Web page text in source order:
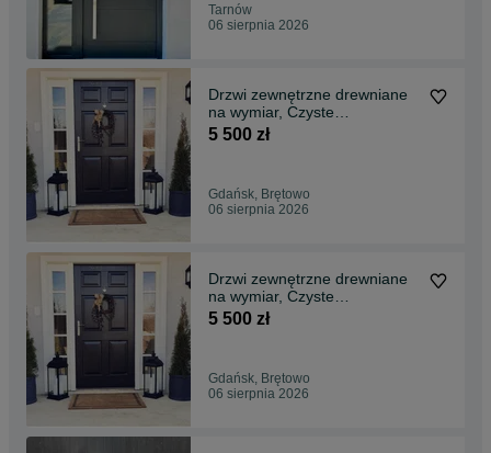
Tarnów
06 sierpnia 2026
Drzwi zewnętrzne drewniane
na wymiar, Czyste
powietrze,Darmowa dostawa
5 500 zł
Gdańsk, Brętowo
06 sierpnia 2026
Drzwi zewnętrzne drewniane
na wymiar, Czyste
powietrze,Darmowa dostawa
5 500 zł
Gdańsk, Brętowo
06 sierpnia 2026